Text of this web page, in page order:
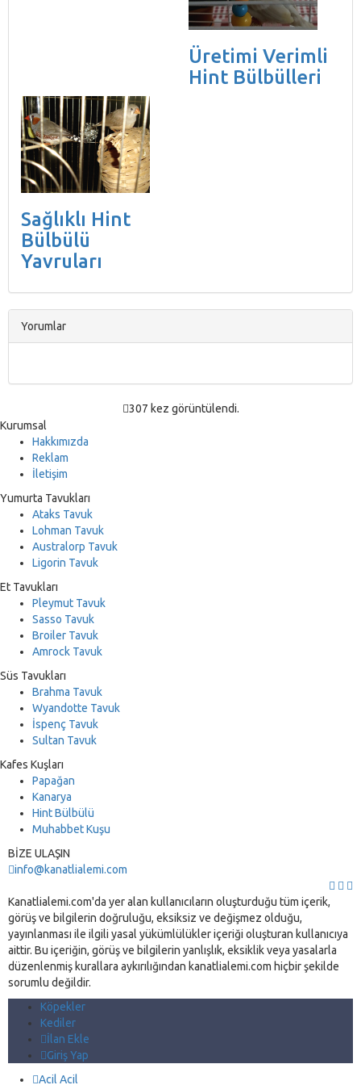
Üretimi Verimli
Hint Bülbülleri
Sağlıklı Hint
Bülbülü
Yavruları
Yorumlar
307 kez görüntülendi.
Kurumsal
Hakkımızda
Reklam
İletişim
Yumurta Tavukları
Ataks Tavuk
Lohman Tavuk
Australorp Tavuk
Ligorin Tavuk
Et Tavukları
Pleymut Tavuk
Sasso Tavuk
Broiler Tavuk
Amrock Tavuk
Süs Tavukları
Brahma Tavuk
Wyandotte Tavuk
İspenç Tavuk
Sultan Tavuk
Kafes Kuşları
Papağan
Kanarya
Hint Bülbülü
Muhabbet Kuşu
BİZE ULAŞIN
info@kanatlialemi.com
Kanatlialemi.com'da yer alan kullanıcıların oluşturduğu tüm içerik,
görüş ve bilgilerin doğruluğu, eksiksiz ve değişmez olduğu,
yayınlanması ile ilgili yasal yükümlülükler içeriği oluşturan kullanıcıya
aittir. Bu içeriğin, görüş ve bilgilerin yanlışlık, eksiklik veya yasalarla
düzenlenmiş kurallara aykırılığından kanatlialemi.com hiçbir şekilde
sorumlu değildir.
Köpekler
Kediler
İlan Ekle
Giriş Yap
Acil Acil